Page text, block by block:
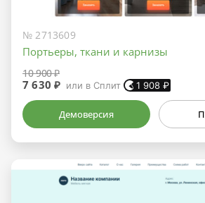
№ 2713609
Портьеры, ткани и карнизы
10 900 ₽
7 630 ₽ или в Сплит 1 908 ₽
Демоверсия